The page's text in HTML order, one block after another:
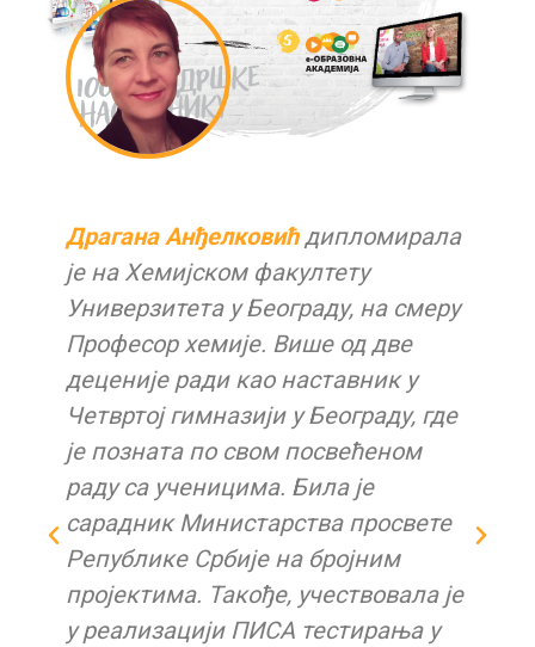
Драгана Анђелковићдипломирала
је на Хемијском факултету
Универзитета у Београду, на смеру
Професор хемије. Више од две
деценије ради као наставник у
Четвртој гимназији у Београду, где
је позната по свом посвећеном
раду са ученицима. Била је
сарадник Министарства просвете
Републике Србије на бројним
пројектима. Такође, учествовала је
у реализацији ПИСА тестирања у